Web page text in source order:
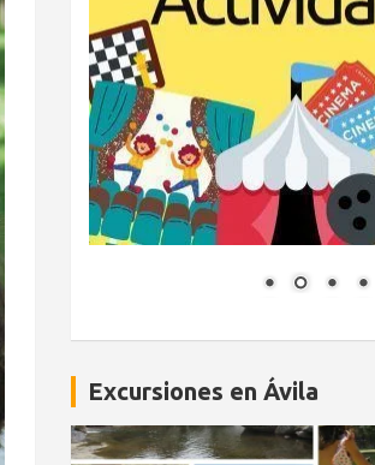
Excursiones en Ávila